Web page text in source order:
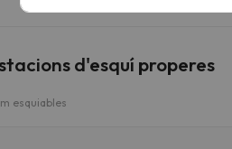
d'esquí properes
esquiables